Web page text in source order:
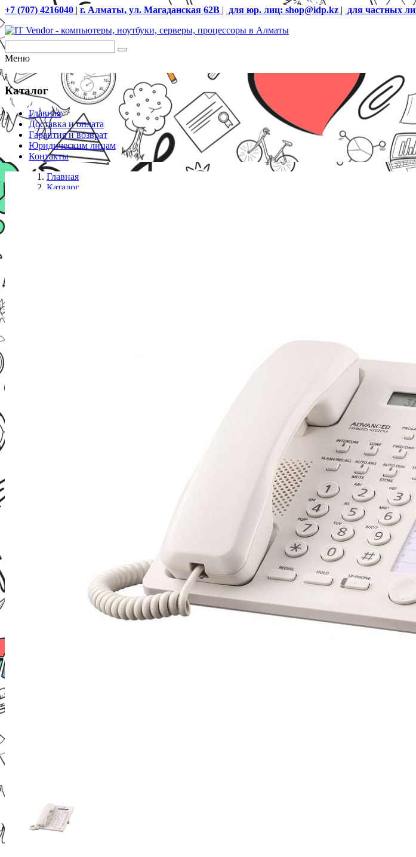
+7 (707) 4216040 | г. Алматы, ул. Магаданская 62В | для юр. лиц: shop@idp.kz | для частных
Меню
Каталог
Главная
Доставка и оплата
Гарантия и возврат
Юридическим лицам
Контакты
Главная
Каталог